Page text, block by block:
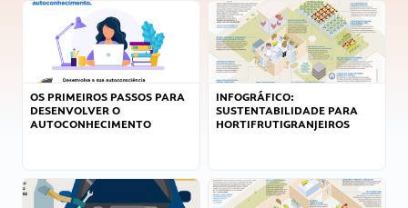
OS PRIMEIROS PASSOS PARA
DESENVOLVER O
AUTOCONHECIMENTO
INFOGRÁFICO:
SUSTENTABILIDADE PARA
HORTIFRUTIGRANJEIROS